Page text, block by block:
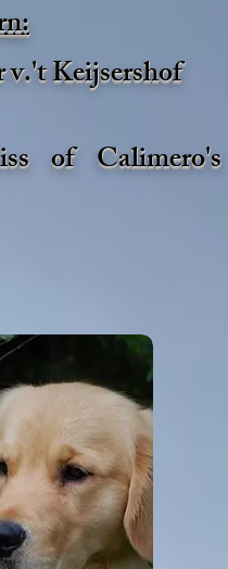
Keijsershof
of Calimero's